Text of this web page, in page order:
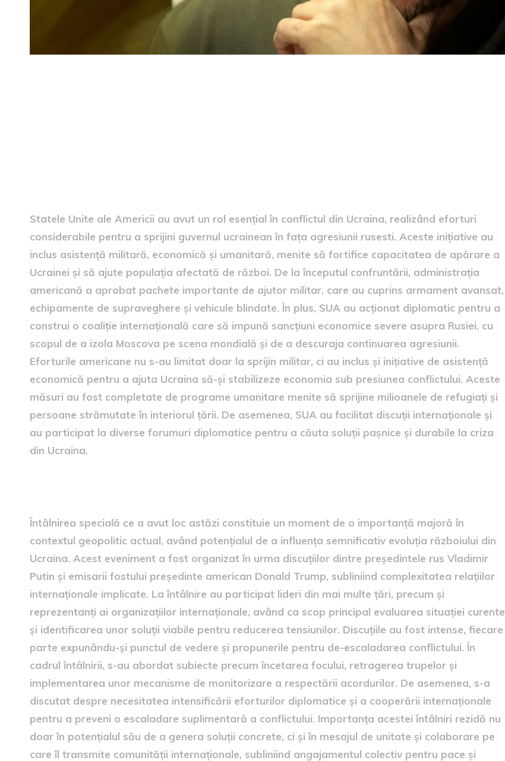
Statele Unite ale Americii au avut un rol esențial în conflictul din Ucraina, realizând eforturi
considerabile pentru a sprijini guvernul ucrainean în fața agresiunii rusesti. Aceste inițiative au
inclus asistență militară, economică și umanitară, menite să fortifice capacitatea de apărare a
Ucrainei și să ajute populația afectată de război. De la începutul confruntării, administrația
americană a aprobat pachete importante de ajutor militar, care au cuprins armament avansat,
echipamente de supraveghere și vehicule blindate. În plus, SUA au acționat diplomatic pentru a
construi o coaliție internațională care să impună sancțiuni economice severe asupra Rusiei, cu
scopul de a izola Moscova pe scena mondială și de a descuraja continuarea agresiunii.
Eforturile americane nu s-au limitat doar la sprijin militar, ci au inclus și inițiative de asistență
economică pentru a ajuta Ucraina să-și stabilizeze economia sub presiunea conflictului. Aceste
măsuri au fost completate de programe umanitare menite să sprijine milioanele de refugiați și
persoane strămutate în interiorul țării. De asemenea, SUA au facilitat discuții internaționale și
au participat la diverse forumuri diplomatice pentru a căuta soluții pașnice și durabile la criza
din Ucraina.
Întâlnirea specială ce a avut loc astăzi constituie un moment de o importanță majoră în
contextul geopolitic actual, având potențialul de a influența semnificativ evoluția războiului din
Ucraina. Acest eveniment a fost organizat în urma discuțiilor dintre președintele rus Vladimir
Putin și emisarii fostului președinte american Donald Trump, subliniind complexitatea relațiilor
internaționale implicate. La întâlnire au participat lideri din mai multe țări, precum și
reprezentanți ai organizațiilor internaționale, având ca scop principal evaluarea situației curente
și identificarea unor soluții viabile pentru reducerea tensiunilor. Discuțiile au fost intense, fiecare
parte expunându-și punctul de vedere și propunerile pentru de-escaladarea conflictului. În
cadrul întâlnirii, s-au abordat subiecte precum încetarea focului, retragerea trupelor și
implementarea unor mecanisme de monitorizare a respectării acordurilor. De asemenea, s-a
discutat despre necesitatea intensificării eforturilor diplomatice și a cooperării internaționale
pentru a preveni o escaladare suplimentară a conflictului. Importanța acestei întâlniri rezidă nu
doar în potențialul său de a genera soluții concrete, ci și în mesajul de unitate și colaborare pe
care îl transmite comunității internaționale, subliniind angajamentul colectiv pentru pace și